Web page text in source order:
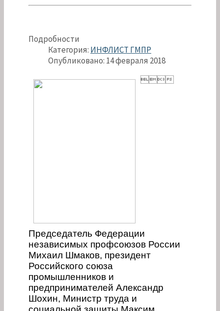
Подробности
Категория: ИНФЛИСТ ГМПР
Опубликовано: 14 февраля 2018

Председатель Федерации
независимых профсоюзов России
Михаил Шмаков, президент
Российского союза
промышленников и
предпринимателей Александр
Шохин, Министр труда и